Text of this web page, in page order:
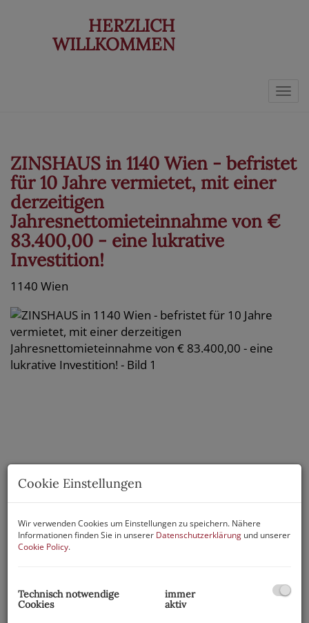
HERZLICH
WILLKOMMEN
ZINSHAUS in 1140 Wien - befristet
für 10 Jahre vermietet, mit einer
derzeitigen
Jahresnettomieteinnahme von €
83.400,00 - eine lukrative
Investition!
1140 Wien
Cookie Einstellungen
Wir verwenden Cookies um Einstellungen zu speichern. Nähere
Informationen finden Sie in unserer Datenschutzerklärung und unserer
Cookie Policy.
Technisch notwendige
Cookies
immer
aktiv